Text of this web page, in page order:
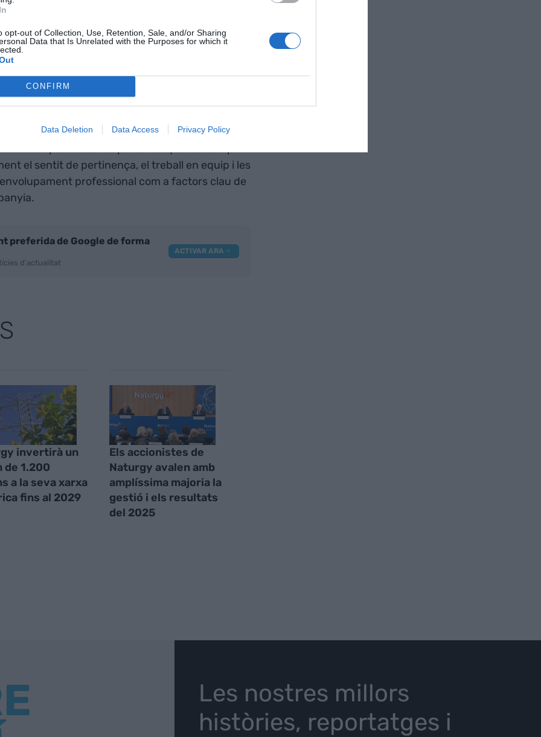
opt-out of Collection, Use, Retention, Sale, and/or Sharing
Data that Is Unrelated with the Purposes for which it
CONFIRM
Data Deletion Data Access Privacy Policy
consultoraGreat Place To Workha analitzat les
a través del seu Trust Index, una avaluació
l'experiència de l'empleat: credibilitat, respecte,
de l'anàlisi dels resultats, la companyia
rebre aquesta certificació amb reconeixement
compromís de les persones que formen part
el sentit de pertinença, el treball en equip i les
professional com a factors clau de
preferida de Google de forma
d'actualitat
ACTIVAR ARA
invertirà un
de 1.200
a la seva xarxa
fins al 2029
Els accionistes de
Naturgy avalen amb
amplíssima majoria la
gestió i els resultats
del 2025
Les nostres millors
històries, reportatges i